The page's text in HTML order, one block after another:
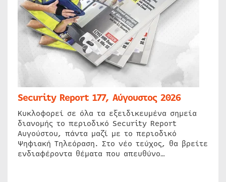
Security Report 177, Αύγουστος 2026
Κυκλοφορεί σε όλα τα εξειδικευμένα σημεία
διανομής το περιοδικό Security Report
Αυγούστου, πάντα μαζί με το περιοδικό
Ψηφιακή Τηλεόραση. Στο νέο τεύχος, θα βρείτε
ενδιαφέροντα θέματα που απευθύνο…